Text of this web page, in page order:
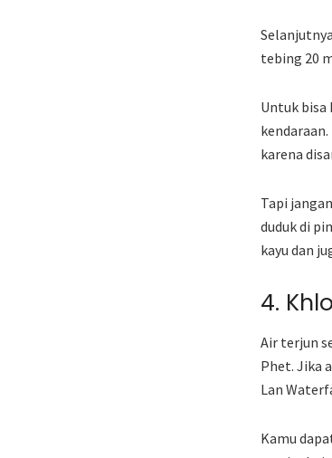
tebing 20
Untuk bisa
karena
Tapi
duduk di
kayu dan
4.
Air terjun
Phet. Jika
Lan
Kamu